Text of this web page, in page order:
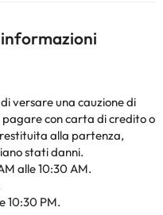
versare una cauzione di
con carta di credito o
alla partenza,
stati danni.
alle 10:30 AM.
10:30 PM.